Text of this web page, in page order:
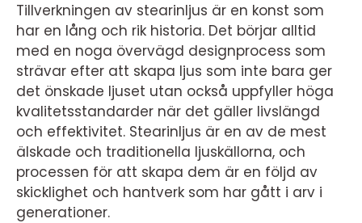
Tillverkningen av stearinljus är en konst som
har en lång och rik historia. Det börjar alltid
med en noga övervägd designprocess som
strävar efter att skapa ljus som inte bara ger
det önskade ljuset utan också uppfyller höga
kvalitetsstandarder när det gäller livslängd
och effektivitet. Stearinljus är en av de mest
älskade och traditionella ljuskällorna, och
processen för att skapa dem är en följd av
skicklighet och hantverk som har gått i arv i
generationer.